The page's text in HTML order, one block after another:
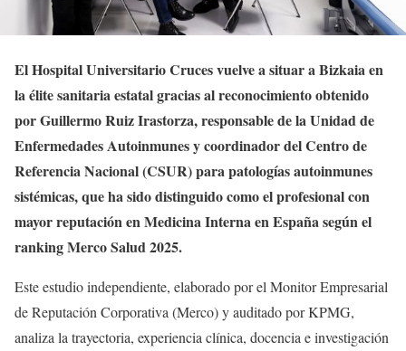
El Hospital Universitario Cruces vuelve a situar a Bizkaia en
la élite sanitaria estatal gracias al reconocimiento obtenido
por Guillermo Ruiz Irastorza, responsable de la Unidad de
Enfermedades Autoinmunes y coordinador del Centro de
Referencia Nacional (CSUR) para patologías autoinmunes
sistémicas, que ha sido distinguido como el profesional con
mayor reputación en Medicina Interna en España según el
ranking Merco Salud 2025.
Este estudio independiente, elaborado por el Monitor Empresarial
de Reputación Corporativa (Merco) y auditado por KPMG,
analiza la trayectoria, experiencia clínica, docencia e investigación